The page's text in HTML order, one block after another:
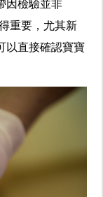
因檢驗並非
重要，尤其新
以直接確認寶寶